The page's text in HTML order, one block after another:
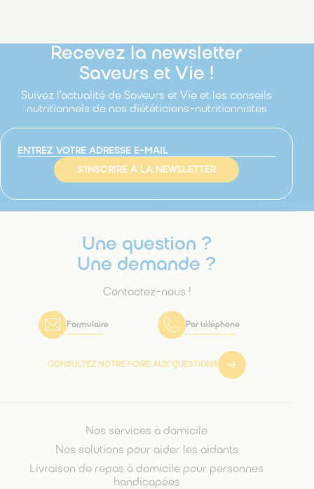
Recevez la newsletter
Saveurs et Vie !
Suivez l’actualité de Saveurs et Vie et les conseils
nutritionnels de nos diététiciens-nutritionnistes
S'INSCRIRE À LA NEWSLETTER
Une question ?
Une demande ?
Contactez-nous !
Formulaire Par téléphone
CONSULTEZ NOTRE FOIRE AUX QUESTIONS
Nos services à domicile
Nos solutions pour aider les aidants
Livraison de repas à domicile pour personnes
handicapées